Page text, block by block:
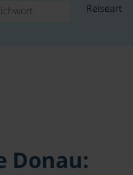
Donau: